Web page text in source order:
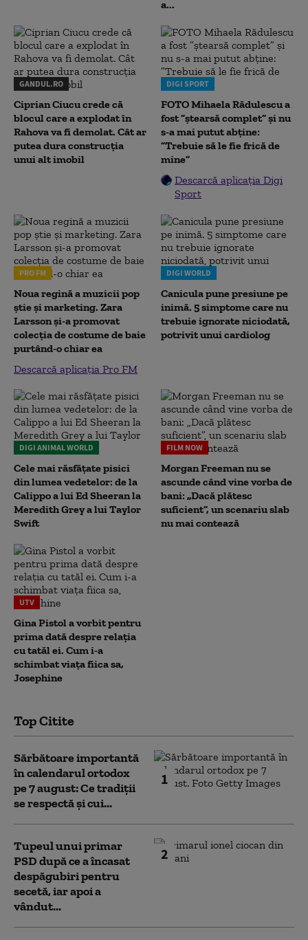
a...
GANDUL.RO
Ciprian Ciucu crede că
blocul care a explodat în
Rahova va fi demolat. Cât ar
putea dura construcția
unui alt imobil
DIGI SPORT
FOTO Mihaela Rădulescu a
fost ”ștearsă complet” și nu
s-a mai putut abține:
”Trebuie să le fie frică de
mine”
Descarcă aplicația Digi
Sport
PRO FM
Noua regină a muzicii pop
știe și marketing. Zara
Larsson și-a promovat
colecția de costume de baie
purtând-o chiar ea
Descarcă aplicația Pro FM
DIGI WORLD
Canicula pune presiune pe
inimă. 5 simptome care nu
trebuie ignorate niciodată,
potrivit unui cardiolog
DIGI ANIMAL WORLD
Cele mai răsfățate pisici
din lumea vedetelor: de la
Calippo a lui Ed Sheeran la
Meredith Grey a lui Taylor
Swift
FILM NOW
Morgan Freeman nu se
ascunde când vine vorba de
bani: „Dacă plătesc
suficient”, un scenariu slab
nu mai contează
UTV
Gina Pistol a vorbit pentru
prima dată despre relația
cu tatăl ei. Cum i-a
schimbat viața fiica sa,
Josephine
Top Citite
1
Sărbătoare importantă
în calendarul ortodox
pe 7 august: Ce tradiții
se respectă și cui...
2
Tupeul unui primar
PSD după ce a încasat
despăgubiri pentru
secetă, iar apoi a
vândut...